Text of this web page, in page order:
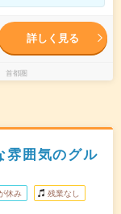
詳しく見る
首都圏
囲気のグル
休み 残業なし